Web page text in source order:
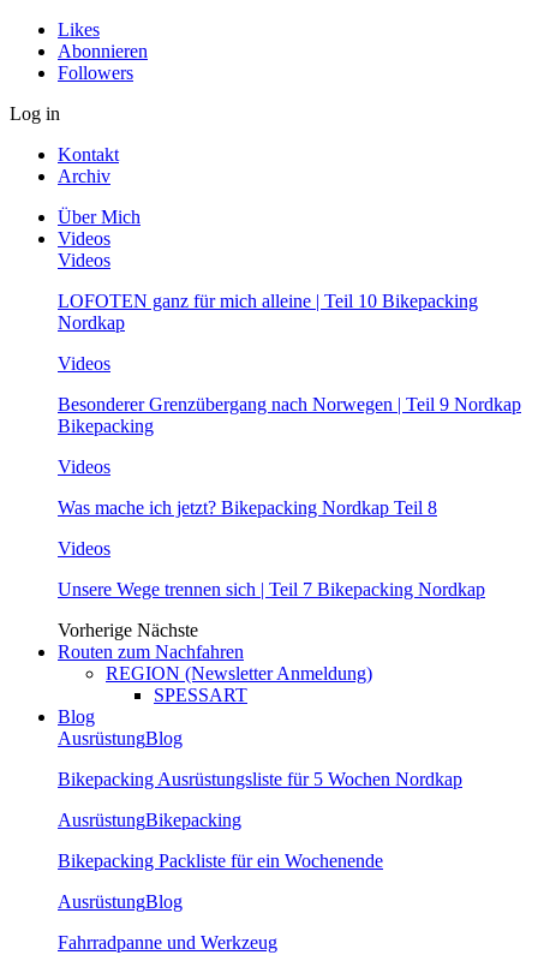
Likes
Abonnieren
Followers
Log in
Kontakt
Archiv
Über Mich
Videos
Videos
LOFOTEN ganz für mich alleine | Teil 10 Bikepacking
Nordkap
Videos
Besonderer Grenzübergang nach Norwegen | Teil 9 Nordkap
Bikepacking
Videos
Was mache ich jetzt? Bikepacking Nordkap Teil 8
Videos
Unsere Wege trennen sich | Teil 7 Bikepacking Nordkap
Vorherige Nächste
Routen zum Nachfahren
REGION (Newsletter Anmeldung)
SPESSART
Blog
AusrüstungBlog
Bikepacking Ausrüstungsliste für 5 Wochen Nordkap
AusrüstungBikepacking
Bikepacking Packliste für ein Wochenende
AusrüstungBlog
Fahrradpanne und Werkzeug